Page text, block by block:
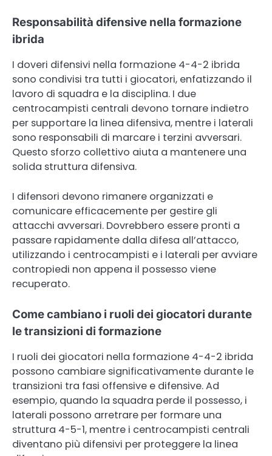
Responsabilità difensive nella formazione
ibrida
I doveri difensivi nella formazione 4-4-2 ibrida
sono condivisi tra tutti i giocatori, enfatizzando il
lavoro di squadra e la disciplina. I due
centrocampisti centrali devono tornare indietro
per supportare la linea difensiva, mentre i laterali
sono responsabili di marcare i terzini avversari.
Questo sforzo collettivo aiuta a mantenere una
solida struttura difensiva.
I difensori devono rimanere organizzati e
comunicare efficacemente per gestire gli
attacchi avversari. Dovrebbero essere pronti a
passare rapidamente dalla difesa all’attacco,
utilizzando i centrocampisti e i laterali per avviare
contropiedi non appena il possesso viene
recuperato.
Come cambiano i ruoli dei giocatori durante
le transizioni di formazione
I ruoli dei giocatori nella formazione 4-4-2 ibrida
possono cambiare significativamente durante le
transizioni tra fasi offensive e difensive. Ad
esempio, quando la squadra perde il possesso, i
laterali possono arretrare per formare una
struttura 4-5-1, mentre i centrocampisti centrali
diventano più difensivi per proteggere la linea